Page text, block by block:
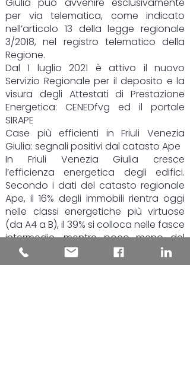
per via telematica, come indicato
nell’articolo 13 della legge regionale
3/2018, nel registro telematico della
Regione.
Dal 1 luglio 2021 è attivo il nuovo
Servizio Regionale per il deposito e la
visura degli Attestati di Prestazione
Energetica: CENEDfvg ed il portale
SIRAPE
Case più efficienti in Friuli Venezia
Giulia: segnali positivi dal catasto Ape
In Friuli Venezia Giulia cresce
l’efficienza energetica degli edifici.
Secondo i dati del catasto regionale
Ape, il 16% degli immobili rientra oggi
nelle classi energetiche più virtuose
(da A4 a B), il 39% si colloca nelle fasce
intermedie, mentre poco meno del
45% resta nelle classi più energivore, F
e G.